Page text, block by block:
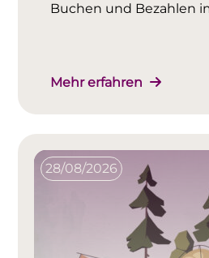
Buchen und Bezahlen
Mehr erfahren
28/08/2026